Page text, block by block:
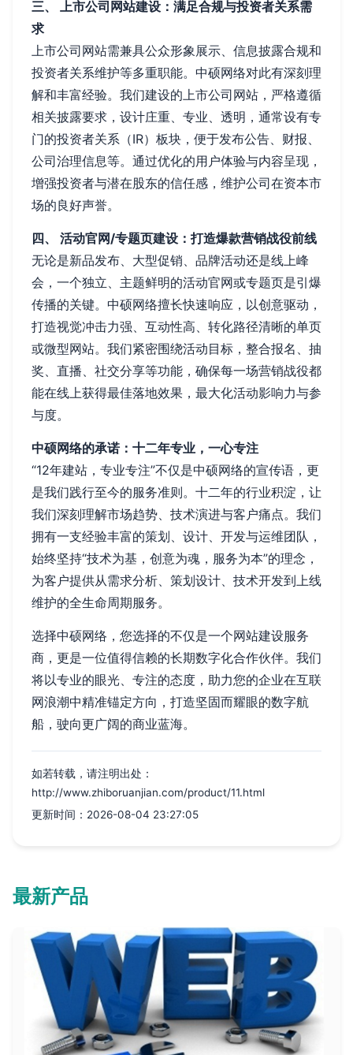
三、 上市公司网站建设：满足合规与投资者关系需
求
上市公司网站需兼具公众形象展示、信息披露合规和
投资者关系维护等多重职能。中硕网络对此有深刻理
解和丰富经验。我们建设的上市公司网站，严格遵循
相关披露要求，设计庄重、专业、透明，通常设有专
门的投资者关系（IR）板块，便于发布公告、财报、
公司治理信息等。通过优化的用户体验与内容呈现，
增强投资者与潜在股东的信任感，维护公司在资本市
场的良好声誉。
四、 活动官网/专题页建设：打造爆款营销战役前线
无论是新品发布、大型促销、品牌活动还是线上峰
会，一个独立、主题鲜明的活动官网或专题页是引爆
传播的关键。中硕网络擅长快速响应，以创意驱动，
打造视觉冲击力强、互动性高、转化路径清晰的单页
或微型网站。我们紧密围绕活动目标，整合报名、抽
奖、直播、社交分享等功能，确保每一场营销战役都
能在线上获得最佳落地效果，最大化活动影响力与参
与度。
中硕网络的承诺：十二年专业，一心专注
“12年建站，专业专注”不仅是中硕网络的宣传语，更
是我们践行至今的服务准则。十二年的行业积淀，让
我们深刻理解市场趋势、技术演进与客户痛点。我们
拥有一支经验丰富的策划、设计、开发与运维团队，
始终坚持“技术为基，创意为魂，服务为本”的理念，
为客户提供从需求分析、策划设计、技术开发到上线
维护的全生命周期服务。
选择中硕网络，您选择的不仅是一个网站建设服务
商，更是一位值得信赖的长期数字化合作伙伴。我们
将以专业的眼光、专注的态度，助力您的企业在互联
网浪潮中精准锚定方向，打造坚固而耀眼的数字航
船，驶向更广阔的商业蓝海。
如若转载，请注明出处：
http://www.zhiboruanjian.com/product/11.html
更新时间：2026-08-04 23:27:05
最新产品